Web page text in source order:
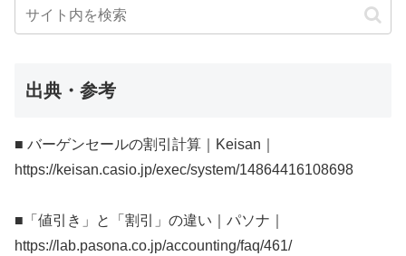
出典・参考
■ バーゲンセールの割引計算｜Keisan｜
https://keisan.casio.jp/exec/system/14864416108698
■「値引き」と「割引」の違い｜パソナ｜
https://lab.pasona.co.jp/accounting/faq/461/